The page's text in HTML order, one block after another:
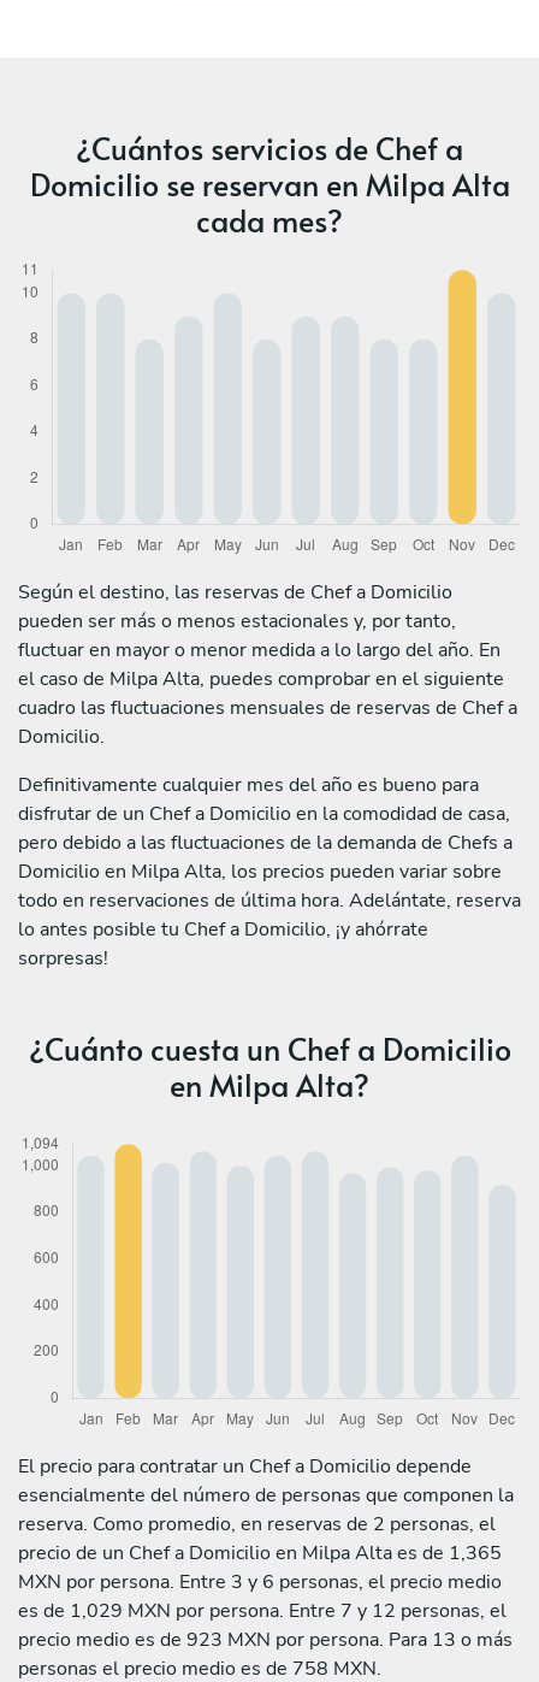
¿Cuántos servicios de Chef a
Domicilio se reservan en Milpa Alta
cada mes?
Según el destino, las reservas de Chef a Domicilio
pueden ser más o menos estacionales y, por tanto,
fluctuar en mayor o menor medida a lo largo del año. En
el caso de Milpa Alta, puedes comprobar en el siguiente
cuadro las fluctuaciones mensuales de reservas de Chef a
Domicilio.
Definitivamente cualquier mes del año es bueno para
disfrutar de un Chef a Domicilio en la comodidad de casa,
pero debido a las fluctuaciones de la demanda de Chefs a
Domicilio en Milpa Alta, los precios pueden variar sobre
todo en reservaciones de última hora. Adelántate, reserva
lo antes posible tu Chef a Domicilio, ¡y ahórrate
sorpresas!
¿Cuánto cuesta un Chef a Domicilio
en Milpa Alta?
El precio para contratar un Chef a Domicilio depende
esencialmente del número de personas que componen la
reserva. Como promedio, en reservas de 2 personas, el
precio de un Chef a Domicilio en Milpa Alta es de 1,365
MXN por persona. Entre 3 y 6 personas, el precio medio
es de 1,029 MXN por persona. Entre 7 y 12 personas, el
precio medio es de 923 MXN por persona. Para 13 o más
personas el precio medio es de 758 MXN.